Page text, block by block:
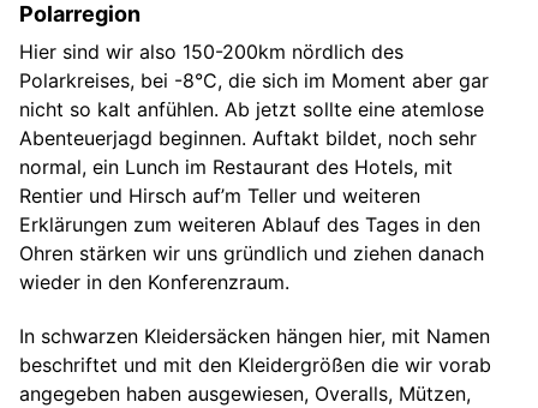
Polarregion
Hier sind wir also 150-200km nördlich des
Polarkreises, bei -8°C, die sich im Moment aber gar
nicht so kalt anfühlen. Ab jetzt sollte eine atemlose
Abenteuerjagd beginnen. Auftakt bildet, noch sehr
normal, ein Lunch im Restaurant des Hotels, mit
Rentier und Hirsch auf’m Teller und weiteren
Erklärungen zum weiteren Ablauf des Tages in den
Ohren stärken wir uns gründlich und ziehen danach
wieder in den Konferenzraum.
In schwarzen Kleidersäcken hängen hier, mit Namen
beschriftet und mit den Kleidergrößen die wir vorab
angegeben haben ausgewiesen, Overalls, Mützen,